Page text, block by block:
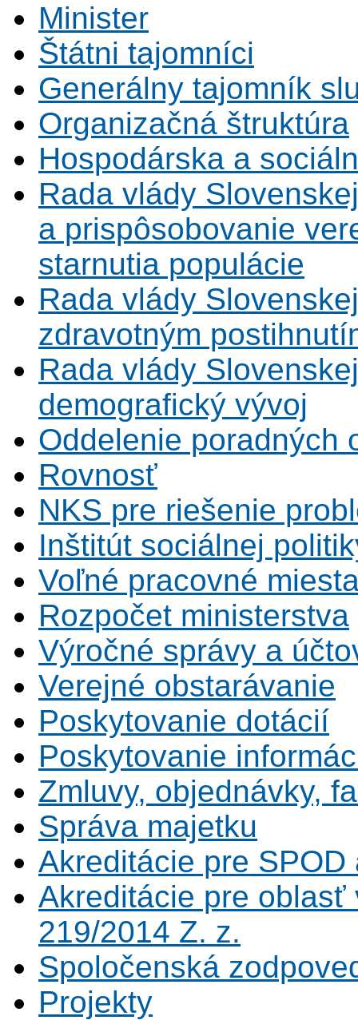
Minister
Štátni tajomníci
Generálny tajomník
Organizačná štruktúra
Hospodárska a
Rada vlády
a prispôsobovanie
starnutia populácie
Rada vlády
zdravotným
Rada vlády
demografický vývoj
Oddelenie poradných
Rovnosť
NKS pre riešenie
Inštitút sociálnej
Voľné pracovné
Rozpočet ministerstva
Výročné správy a
Verejné obstarávanie
Poskytovanie dotácií
Poskytovanie
Zmluvy, objednávky,
Správa majetku
Akreditácie pre
Akreditácie pre
219/2014 Z. z.
Spoločenská
Projekty